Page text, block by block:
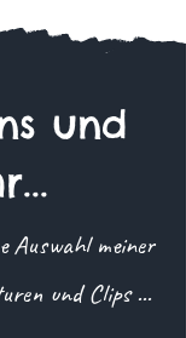
und
meiner
und Clips ...